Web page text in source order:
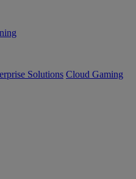
Solutions Cloud Gaming